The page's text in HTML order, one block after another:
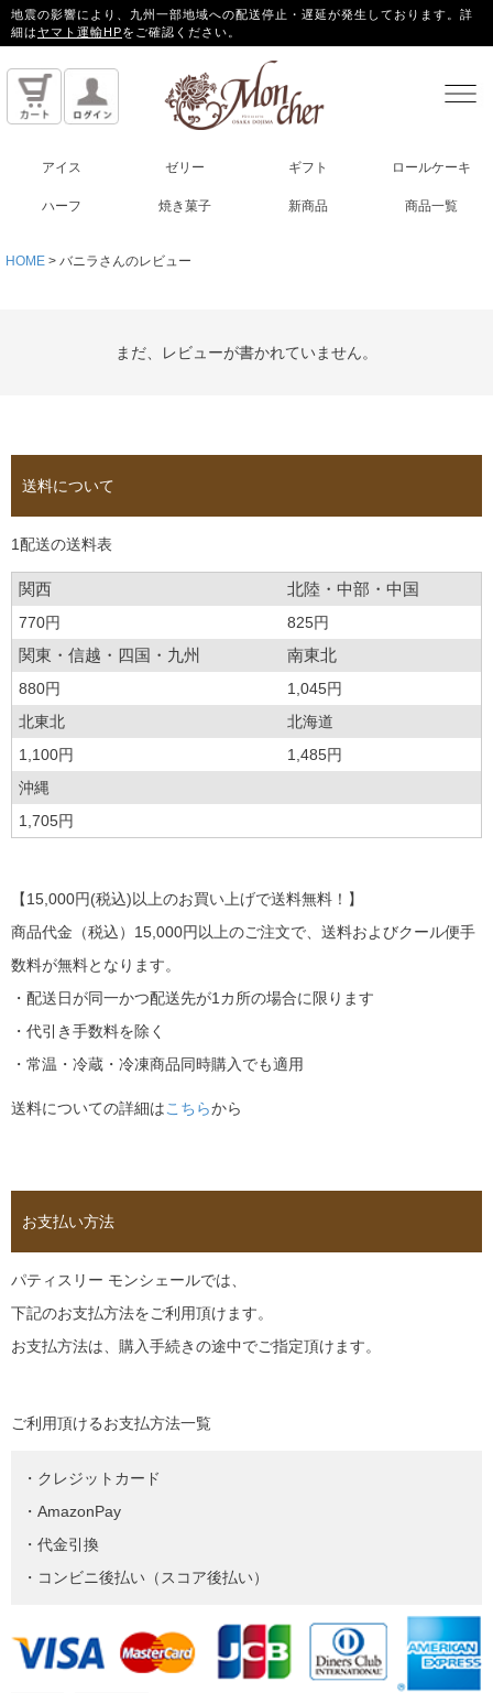
地震の影響により、九州一部地域への配送停止・遅延が発生しております。詳
細はヤマト運輸HPをご確認ください。
アイス ゼリー ギフト ロールケーキ
ハーフ 焼き菓子 新商品 商品一覧
HOME バニラさんのレビュー
まだ、レビューが書かれていません。
送料について
1配送の送料表
関西 北陸・中部・中国
770円 825円
関東・信越・四国・九州 南東北
880円
1,045円
北東北
北海道
1,100円
1,485円
沖縄
1,705円
【15,000円(税込)以上のお買い上げで送料無料！】
商品代金（税込）15,000円以上のご注文で、送料およびクール便手
数料が無料となります。
・配送日が同一かつ配送先が1カ所の場合に限ります
・代引き手数料を除く
・常温・冷蔵・冷凍商品同時購入でも適用
送料についての詳細はこちらから
お支払い方法
パティスリー モンシェールでは、
下記のお支払方法をご利用頂けます。
お支払方法は、購入手続きの途中でご指定頂けます。
ご利用頂けるお支払方法一覧
・クレジットカード
・AmazonPay
・代金引換
・コンビニ後払い（スコア後払い）